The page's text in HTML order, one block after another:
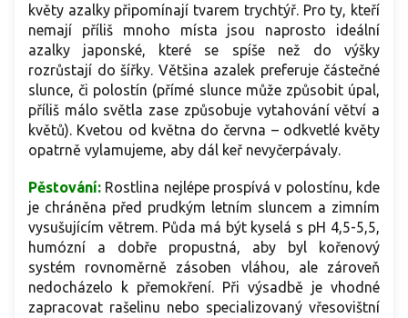
květy azalky připomínají tvarem trychtýř. Pro ty, kteří
nemají příliš mnoho místa jsou naprosto ideální
azalky japonské, které se spíše než do výšky
rozrůstají do šířky. Většina azalek preferuje částečné
slunce, či polostín (přímé slunce může způsobit úpal,
příliš málo světla zase způsobuje vytahování větví a
květů). Kvetou od května do června – odkvetlé květy
opatrně vylamujeme, aby dál keř nevyčerpávaly.
Pěstování: Rostlina nejlépe prospívá v polostínu, kde
je chráněna před prudkým letním sluncem a zimním
vysušujícím větrem. Půda má být kyselá s pH 4,5-5,5,
humózní a dobře propustná, aby byl kořenový
systém rovnoměrně zásoben vláhou, ale zároveň
nedocházelo k přemokření. Při výsadbě je vhodné
zapracovat rašelinu nebo specializovaný vřesovištní